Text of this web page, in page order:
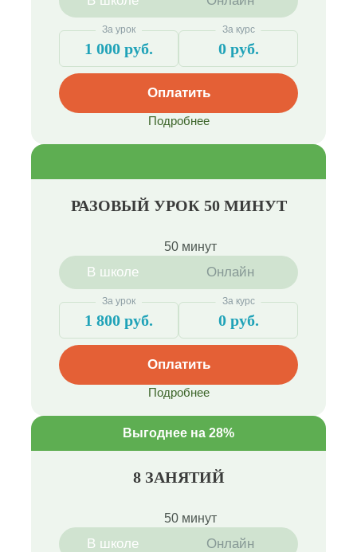
За урок
1 000 руб.
За курс
0 руб.
Оплатить
Подробнее
РАЗОВЫЙ УРОК 50 МИНУТ
50 минут
В школе Онлайн
За урок
1 800 руб.
За курс
0 руб.
Оплатить
Подробнее
Выгоднее на 28%
8 ЗАНЯТИЙ
50 минут
В школе Онлайн